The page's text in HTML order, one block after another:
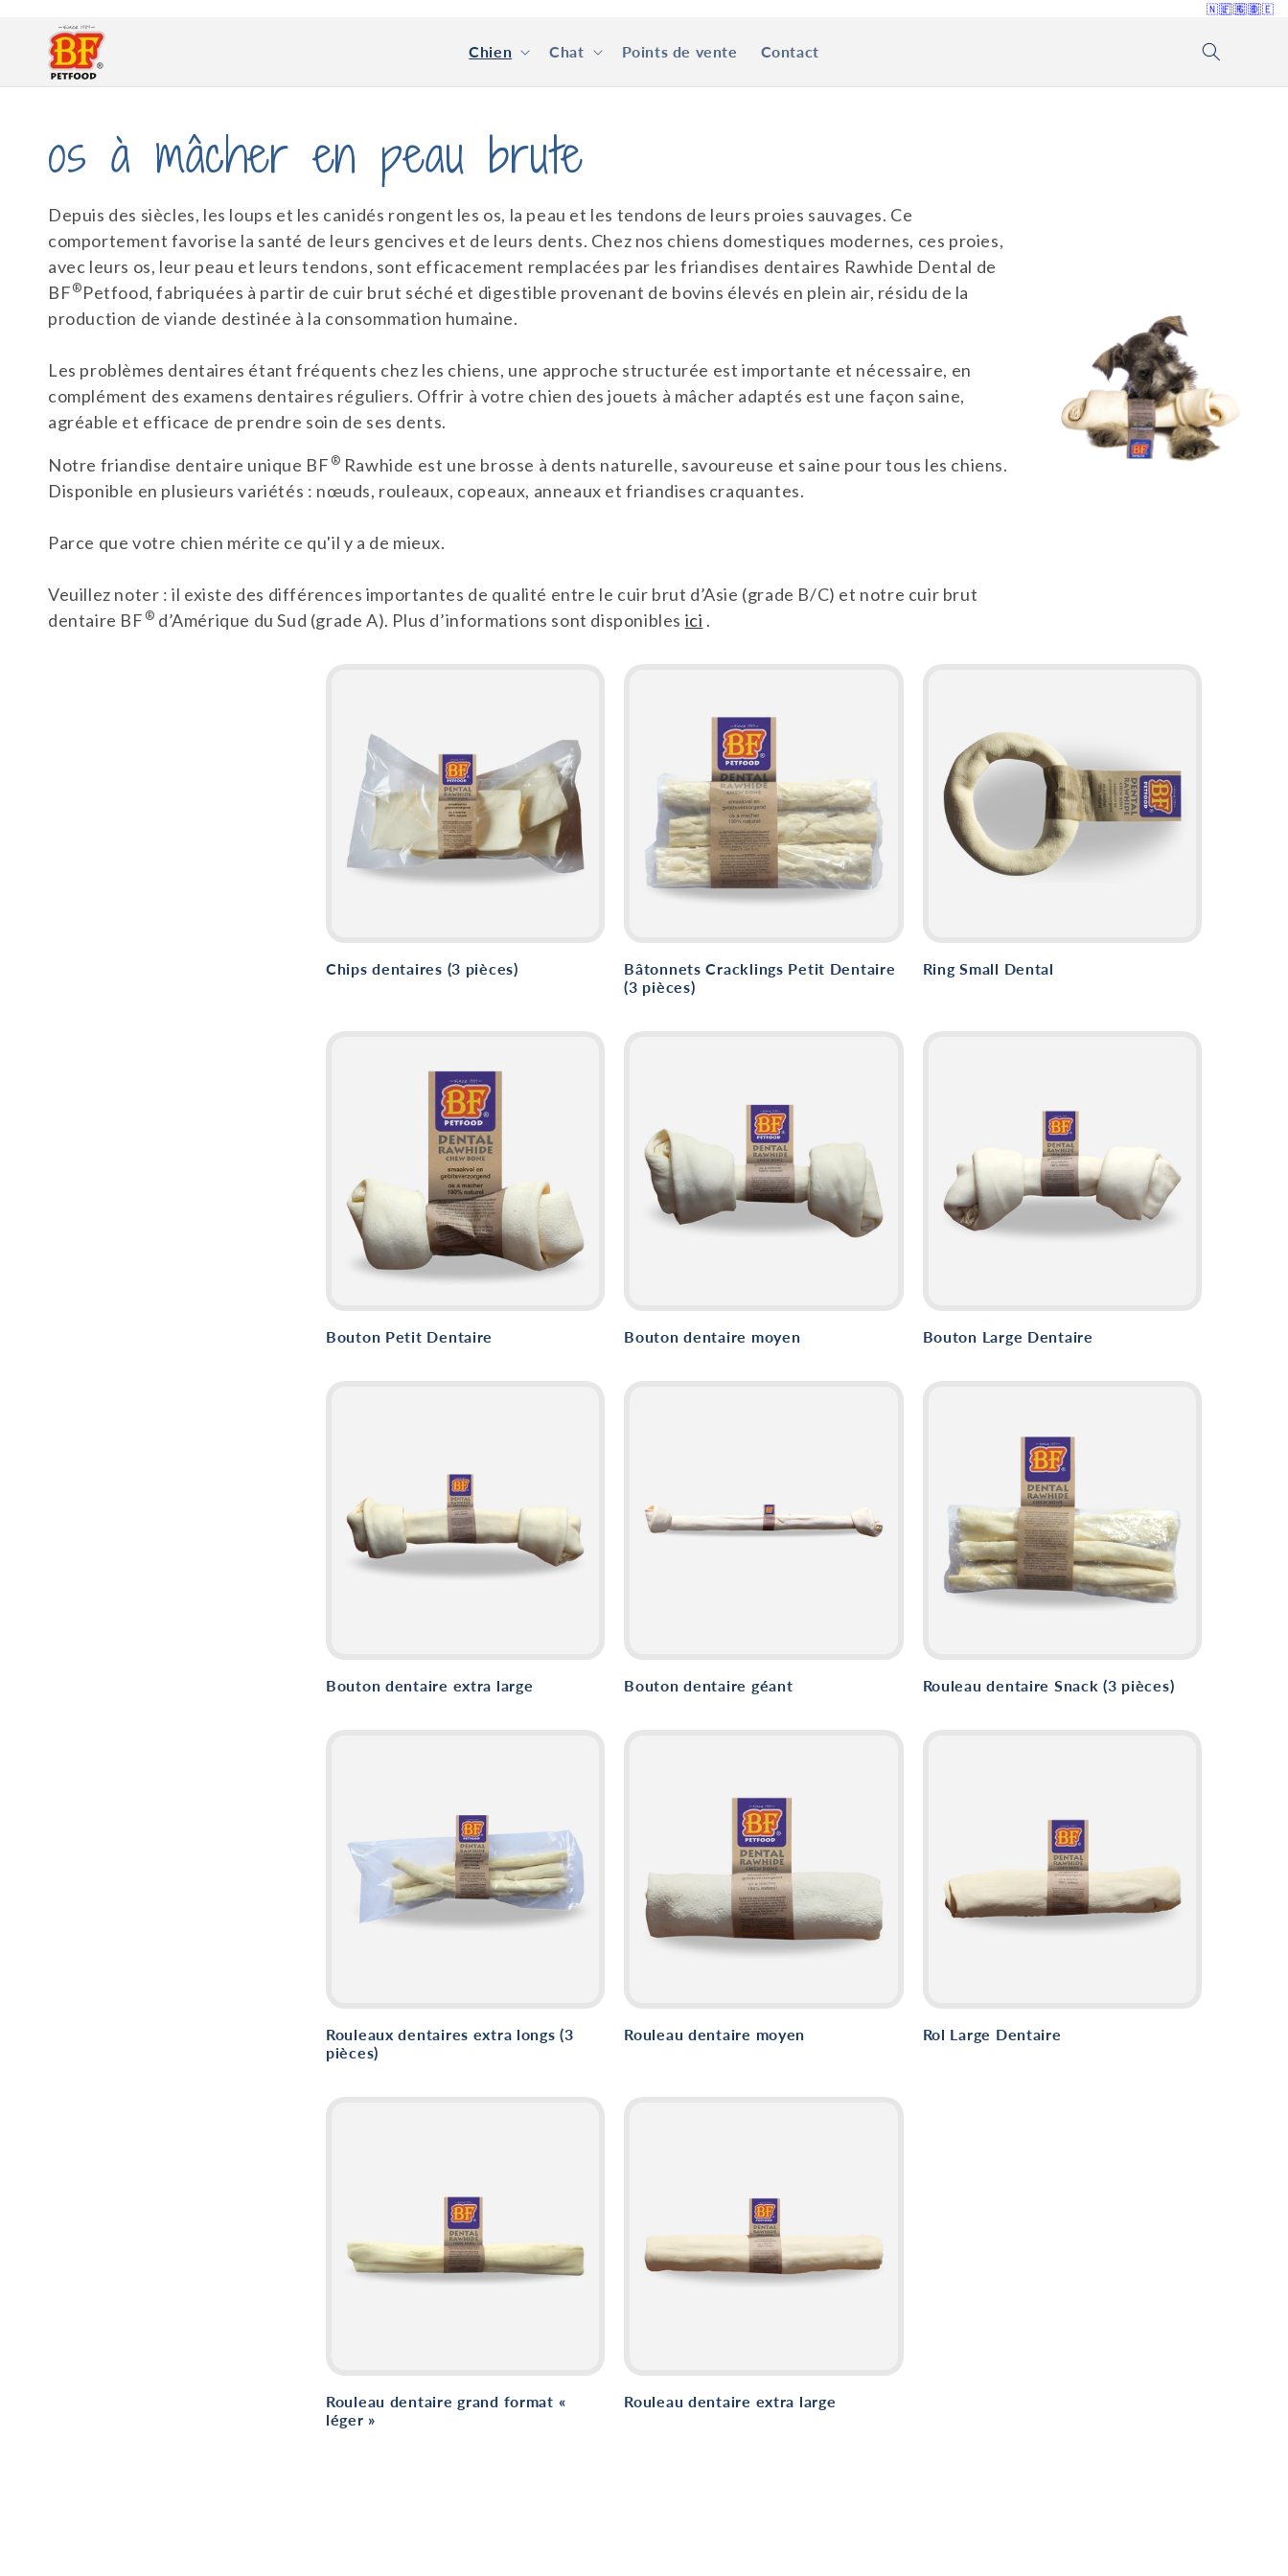
passer
contenu
🇳🇱🇫🇷🇬🇧🇩🇪
Chien Chat Points de vente Contact
C
o
l
l
e
c
t
i
o
os à mâcher en peau brute
Depuis des siècles, les loups et les canidés rongent les os, la peau et les tendons de leurs proies sauvages. Ce
comportement favorise la santé de leurs gencives et de leurs dents. Chez nos chiens domestiques modernes, ces proies,
avec leurs os, leur peau et leurs tendons, sont efficacement remplacées par les friandises dentaires Rawhide Dental de
BF ® Petfood, fabriquées à partir de cuir brut séché et digestible provenant de bovins élevés en plein air, résidu de la
production de viande destinée à la consommation humaine.
Les problèmes dentaires étant fréquents chez les chiens, une approche structurée est importante et nécessaire, en
complément des examens dentaires réguliers. Offrir à votre chien des jouets à mâcher adaptés est une façon saine,
agréable et efficace de prendre soin de ses dents.
Notre friandise dentaire unique BF ® Rawhide est une brosse à dents naturelle, savoureuse et saine pour tous les chiens.
Disponible en plusieurs variétés : nœuds, rouleaux, copeaux, anneaux et friandises craquantes.
Parce que votre chien mérite ce qu'il y a de mieux.
Veuillez noter : il existe des différences importantes de qualité entre le cuir brut d’Asie (grade B/C) et notre cuir brut
dentaire BF ® d’Amérique du Sud (grade A). Plus d’informations sont disponibles ici .
Chips dentaires (3 pièces)
Bâtonnets Cracklings Petit Dentaire
(3 pièces)
Ring Small Dental
Bouton Petit Dentaire Bouton dentaire moyen Bouton Large Dentaire
Bouton dentaire extra large Bouton dentaire géant Rouleau dentaire Snack (3 pièces)
Rouleaux dentaires extra longs (3
pièces)
Rouleau dentaire moyen Rol Large Dentaire
Rouleau dentaire grand format «
léger »
Rouleau dentaire extra large